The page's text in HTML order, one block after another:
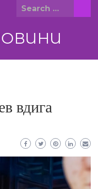
Search
вдига